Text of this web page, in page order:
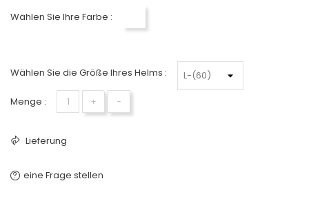
Wählen Sie Ihre Farbe :
Wählen Sie die Größe Ihres Helms :
Menge : + −
Lieferung
eine Frage stellen